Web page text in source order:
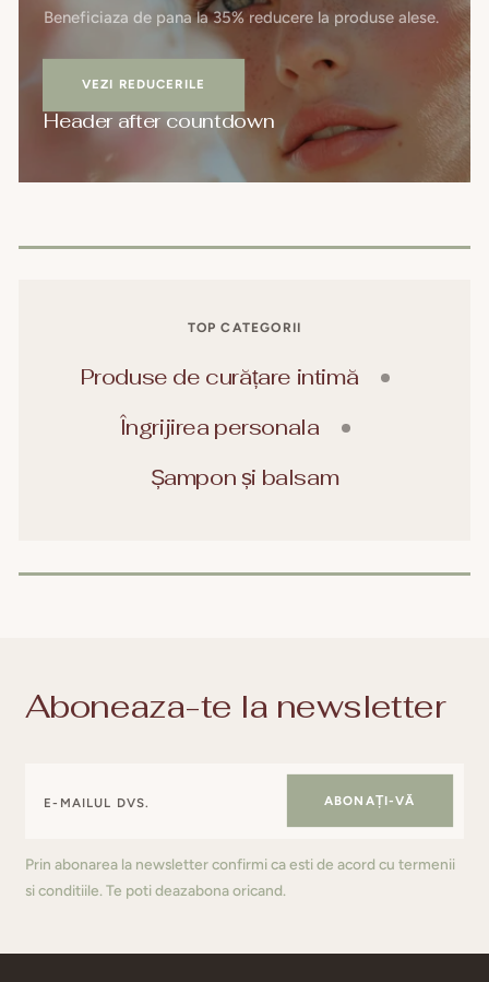
Beneficiaza de pana la 35% reducere la produse alese.
VEZI REDUCERILE
Header after countdown
TOP CATEGORII
Produse de curățare intimă
Îngrijirea personala
Șampon și balsam
Aboneaza-te la newsletter
ABONAȚI-VĂ
Prin abonarea la newsletter confirmi ca esti de acord cu termenii
si conditiile. Te poti deazabona oricand.